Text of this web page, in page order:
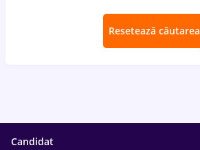
Resetează căutarea
Candidat